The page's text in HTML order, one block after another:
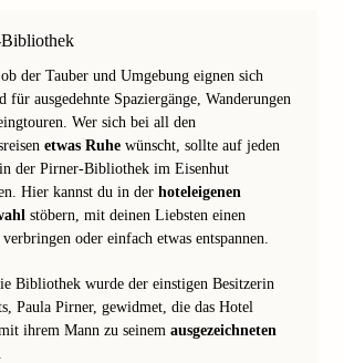
der Tauber und Umgebung eignen sich
für ausgedehnte Spaziergänge, Wanderungen
Wer sich bei all den
etwas Ruhe wünscht, sollte auf jeden
der Pirner-Bibliothek im Eisenhut
Hier kannst du in der hoteleigenen
stöbern, mit deinen Liebsten einen
verbringen oder einfach etwas entspannen.
Bibliothek wurde der einstigen Besitzerin
Paula Pirner, gewidmet, die das Hotel
ihrem Mann zu seinem ausgezeichneten